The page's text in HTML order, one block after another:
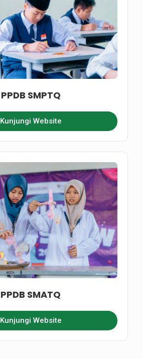
PPDB SMPTQ
Kunjungi Website
PPDB SMATQ
Kunjungi Website